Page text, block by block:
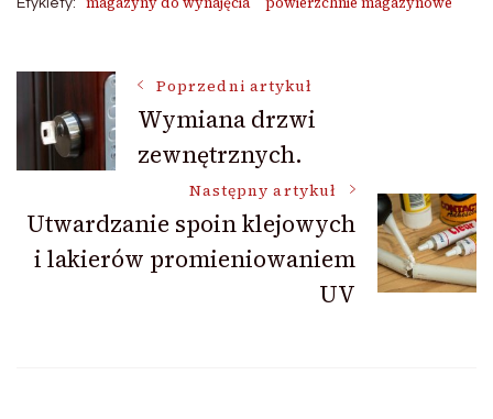
Etykiety:
Nawigacja
wpisu
Poprzedni artykuł
Wymiana drzwi
zewnętrznych.
Następny artykuł
Utwardzanie spoin klejowych
i lakierów promieniowaniem
UV